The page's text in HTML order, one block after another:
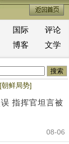
国际
评论
博客 文学
[朝鲜局势]
指挥官坦言被
08-06